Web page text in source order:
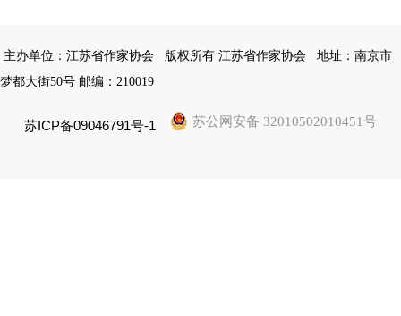
主办单位：江苏省作家协会 版权所有 江苏省作家协会
地址：南京市
梦都大街50号 邮编：210019
苏ICP备09046791号-1 苏公网安备 32010502010451号